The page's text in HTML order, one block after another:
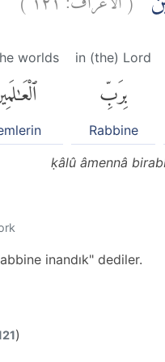
in (the) Lord
بِرَبِّ
Rabbine
worlds
ḳâlû âmennâ
inandık" dediler.
)